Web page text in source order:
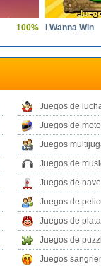
100% I Wanna Win
Juegos de
Juegos de
Juegos
Juegos de
Juegos de
Juegos de
Juegos de
Juegos de
Juegos